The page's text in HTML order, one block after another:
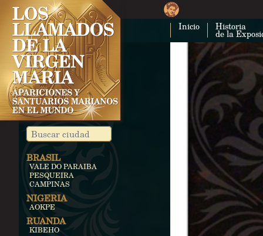
Inicio Historia
de la
BRASIL
VALE DO PARAIBA
PESQUEIRA
CAMPINAS
NIGERIA
AOKPE
RUANDA
KIBEHO